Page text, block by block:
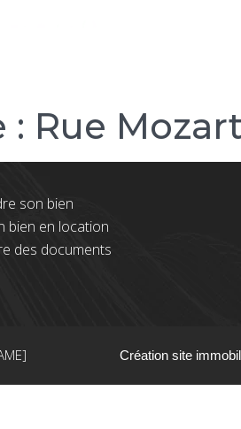
: Rue
son bien
bien en location
des documents
Création site